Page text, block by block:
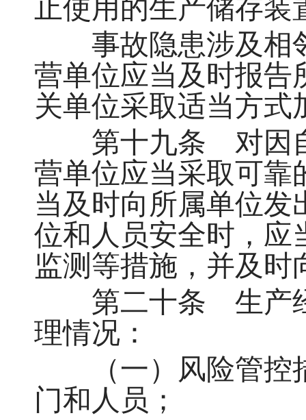
止使用的生产储存
事故隐患涉及相邻
营单位应当及时报告
关单位采取适当方式
第十九条 对因自
营单位应当采取可靠
当及时向所属单位
位和人员安全时，应
监测等措施，并及
第二十条 生产经
理情况：
（一）风险管控措
门和人员；